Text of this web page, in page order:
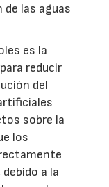
de las aguas
es la
reducir
del
sobre la
los
a la